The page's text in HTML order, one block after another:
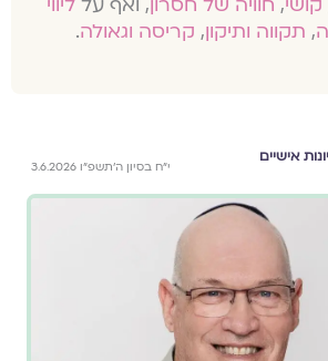
, תקווה ותיקון, קריסה וגאולה.
אישיים
י״ח בסיון ה׳תשפ״ו 3.6.2026